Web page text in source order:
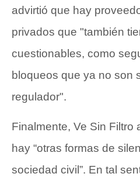
advirtió que hay
privados que "también
cuestionables, como
bloqueos que ya no son
regulador".
Finalmente, Ve Sin Filtro
hay “otras formas de
sociedad civil”. En tal